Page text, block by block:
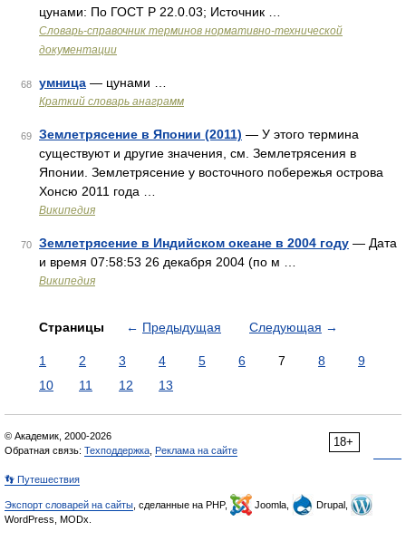
цунами: По ГОСТ Р 22.0.03; Источник …
Словарь-справочник терминов нормативно-технической
документации
68 умница — цунами …
Краткий словарь анаграмм
69 Землетрясение в Японии (2011) — У этого термина
существуют и другие значения, см. Землетрясения в
Японии. Землетрясение у восточного побережья острова
Хонсю 2011 года …
Википедия
70 Землетрясение в Индийском океане в 2004 году — Дата
и время 07:58:53 26 декабря 2004 (по м …
Википедия
Страницы ← Предыдущая Следующая →
1 2 3 4 5 6 7 8
9
10
11 12 13
18+
© Академик, 2000-2026
Обратная связь: Техподдержка Реклама на сайте
👣 Путешествия
Экспорт словарей на сайты , сделанные на PHP, Joomla,
Drupal,
WordPress, MODx.